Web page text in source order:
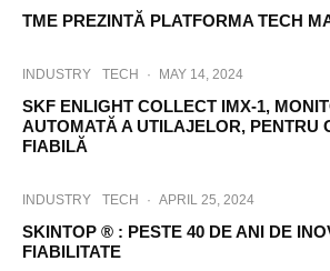
TME PREZINTĂ PLATFORMA TECH
INDUSTRY TECH · MAY 14, 2024
SKF ENLIGHT COLLECT IMX-1,
AUTOMATĂ A UTILAJELOR, PENTRU
FIABILĂ
INDUSTRY TECH · APRIL 25, 2024
SKINTOP ® : PESTE 40 DE ANI DE
FIABILITATE